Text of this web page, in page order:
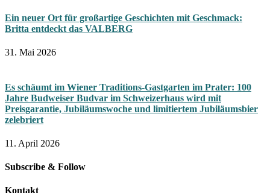
Ein neuer Ort für großartige Geschichten mit Geschmack:
Britta entdeckt das VALBERG
31. Mai 2026
Es schäumt im Wiener Traditions-Gastgarten im Prater: 100
Jahre Budweiser Budvar im Schweizerhaus wird mit
Preisgarantie, Jubiläumswoche und limitiertem Jubiläumsbier
zelebriert
11. April 2026
Subscribe & Follow
Kontakt